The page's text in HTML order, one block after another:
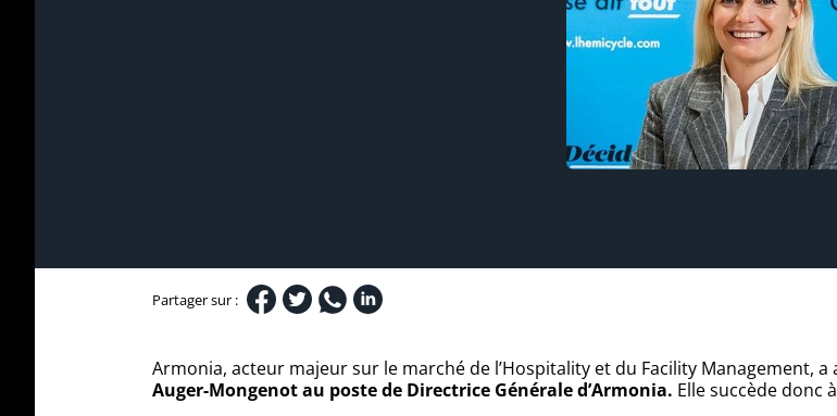
Partager sur :
Armonia, acteur majeur sur le marché de l’Hospitality et du Facility Management,
Auger-Mongenot au poste de Directrice Générale d’Armonia. Elle succède donc